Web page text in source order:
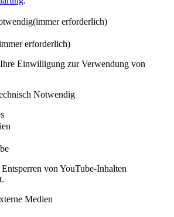
(immer erforderlich)
erforderlich)
Einwilligung zur Verwendung von
Notwendig
von YouTube-Inhalten
Medien